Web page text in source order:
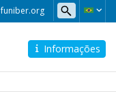
funiber.org
Informações